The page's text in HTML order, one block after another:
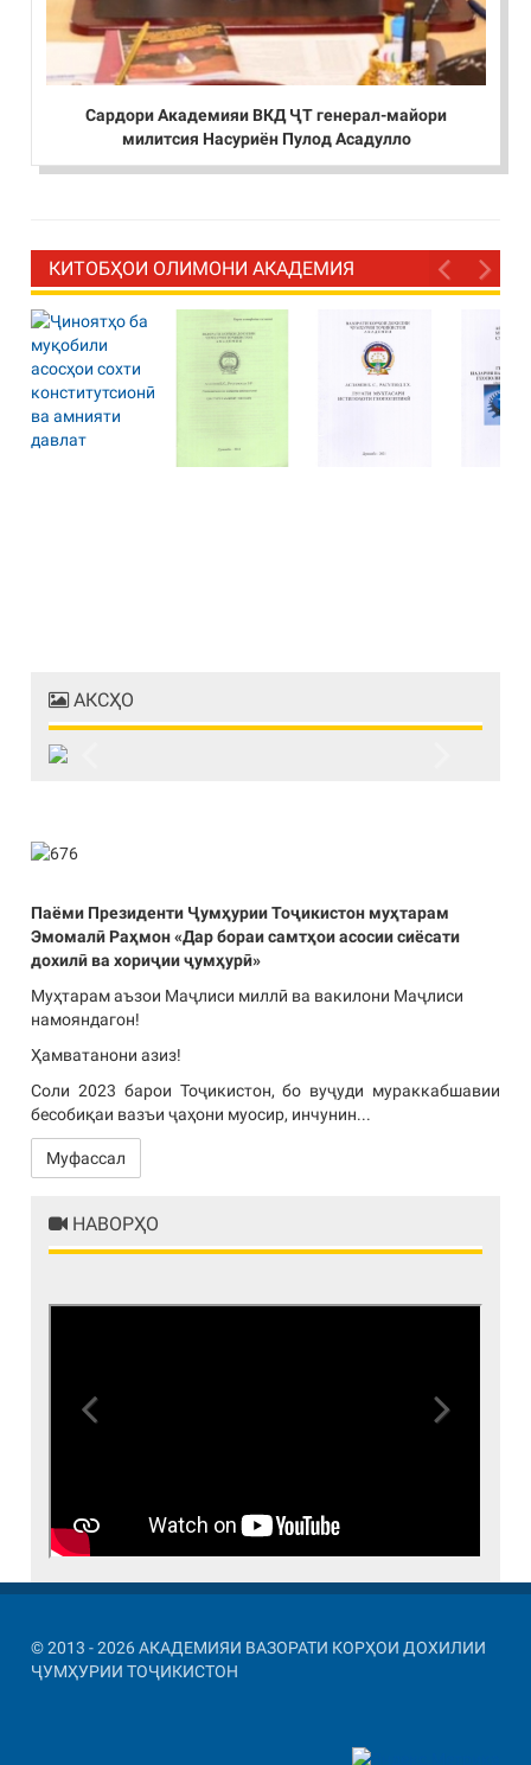
Сардори Академияи ВКД ҶТ генерал-майори
милитсия Насуриён Пулод Асадулло
КИТОБҲОИ ОЛИМОНИ АКАДЕМИЯ
АКСҲО
Паёми Президенти Ҷумҳурии Тоҷикистон муҳтарам
Эмомалӣ Раҳмон «Дар бораи самтҳои асосии сиёсати
дохилӣ ва хориҷии ҷумҳурӣ»
Муҳтарам аъзои Маҷлиси миллӣ ва вакилони Маҷлиси
намояндагон!
Ҳамватанони азиз!
Соли 2023 барои Тоҷикистон, бо вуҷуди мураккабшавии
бесобиқаи вазъи ҷаҳони муосир, инчунин...
Муфассал
НАВОРҲО
© 2013 - 2026 АКАДЕМИЯИ ВАЗОРАТИ КОРҲОИ ДОХИЛИИ
ҶУМҲУРИИ ТОҶИКИСТОН